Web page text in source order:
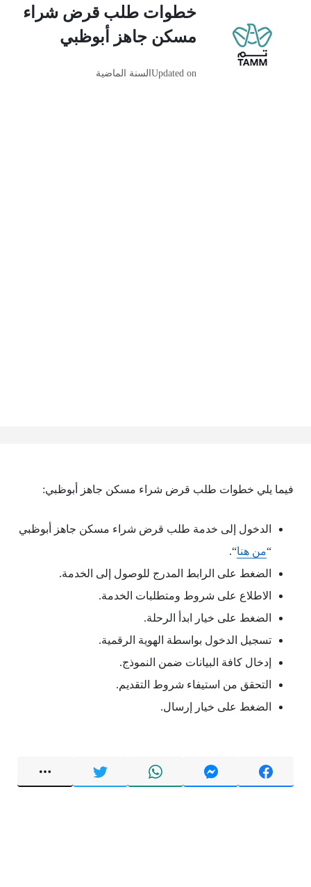
خطوات طلب قرض شراء
مسكن جاهز أبوظبي
Updated onالسنة الماضية
فيما يلي خطوات طلب قرض شراء مسكن جاهز أبوظبي:
الدخول إلى خدمة طلب قرض شراء مسكن جاهز أبوظبي
“من هنا“.
الضغط على الرابط المدرج للوصول إلى الخدمة.
الاطلاع على شروط ومتطلبات الخدمة.
الضغط على خيار ابدأ الرحلة.
تسجيل الدخول بواسطة الهوية الرقمية.
إدخال كافة البيانات ضمن النموذج.
التحقق من استيفاء شروط التقديم.
الضغط على خيار إرسال.